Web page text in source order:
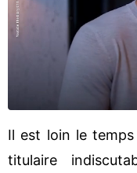
Il est loin le
titulaire